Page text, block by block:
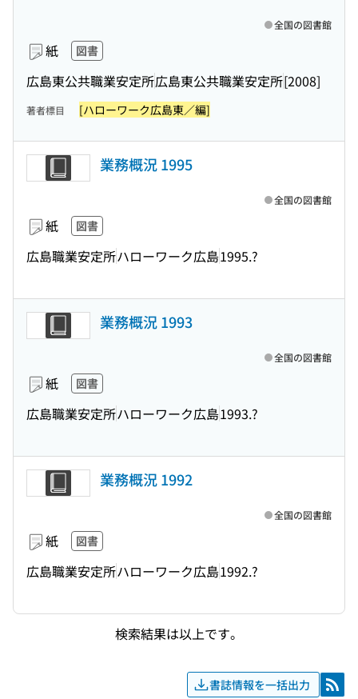
紙 図書
広島東公共職業安定所広島東公共職業安定所[2008]
全国の図書館
著者標目 [ハローワーク広島東／編]
業務概況 1995
紙 図書
広島職業安定所ハローワーク広島1995.?
全国の図書館
業務概況 1993
紙 図書
広島職業安定所ハローワーク広島1993.?
全国の図書館
業務概況 1992
紙 図書
広島職業安定所ハローワーク広島1992.?
全国の図書館
検索結果は以上です。
書誌情報を一括出力 RSS